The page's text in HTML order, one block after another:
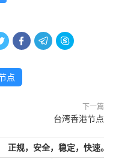
  
点
下一篇
台湾香港节点
正规，安全，稳定，快速。